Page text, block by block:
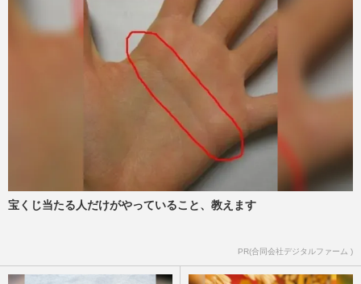
宝くじ当たる人だけがやっていること、教えます
PR(合同会社デジタルファーム )